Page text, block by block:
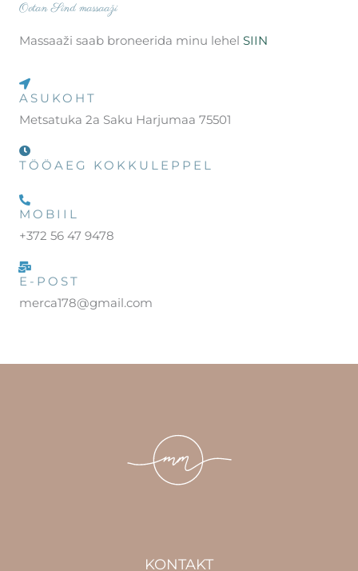
Ootan Sind massaaži
Massaaži saab broneerida minu lehel SIIN
ASUKOHT
Metsatuka 2a Saku Harjumaa 75501
TÖÖAEG KOKKULEPPEL
MOBIIL
+372 56 47 9478
E-POST
merca178@gmail.com
KONTAKT